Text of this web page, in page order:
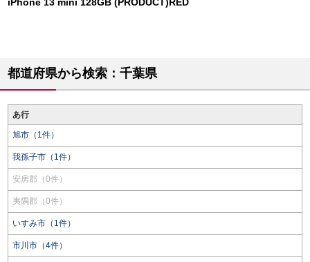
都道府県から検索：千葉県
あ行
旭市（1件）
我孫子市（1件）
安房郡（0件）
夷隅郡（0件）
いすみ市（1件）
市川市（4件）